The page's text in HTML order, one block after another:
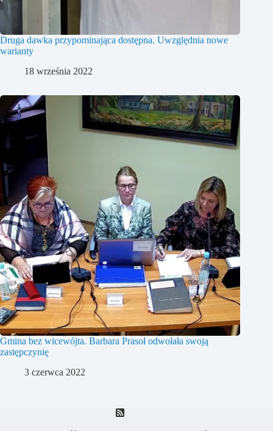
Druga dawka przypominająca dostępna. Uwzględnia nowe
warianty
18 września 2022
Gmina bez wicewójta. Barbara Prasoł odwołała swoją
zastępczynię
3 czerwca 2022